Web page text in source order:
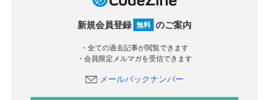
新規会員登録 無料 のご案内
・全ての過去記事が閲覧できます
・会員限定メルマガを受信できます
メールバックナンバー